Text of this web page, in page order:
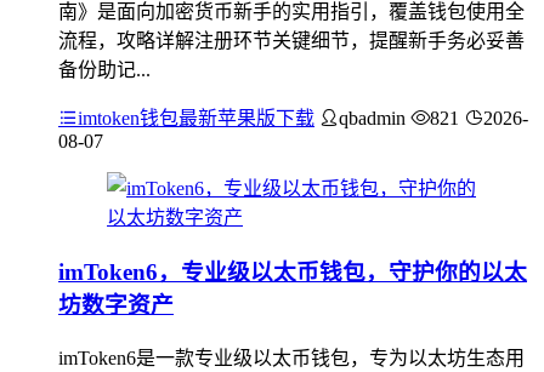
南》是面向加密货币新手的实用指引，覆盖钱包使用全
流程，攻略详解注册环节关键细节，提醒新手务必妥善
备份助记...
imtoken钱包最新苹果版下载 qbadmin 821
2026-
08-07
imToken6，专业级以太币钱包，守护你的以太
坊数字资产
imToken6是一款专业级以太币钱包，专为以太坊生态用